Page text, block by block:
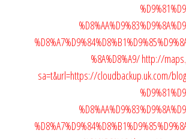
%8A%D8%A9/http://
sa=t&url=https://cloudbackup.uk.com/